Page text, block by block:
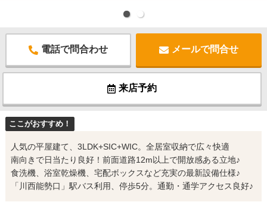
電話で問合わせ メールで問合せ
来店予約
ここがおすすめ！
人気の平屋建て、3LDK+SIC+WIC。全居室収納で広々快適
南向きで日当たり良好！前面道路12m以上で開放感ある立地♪
食洗機、浴室乾燥機、宅配ボックスなど充実の最新設備仕様♪
「川西能勢口」駅バス利用、停歩5分。通勤・通学アクセス良好♪